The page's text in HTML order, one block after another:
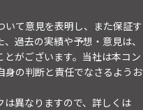
て意見を表明し、また保証す
過去の実績や予想・意見は、
がございます。当社は本コン
身の判断と責任でなさるようお
異なりますので、詳しくは